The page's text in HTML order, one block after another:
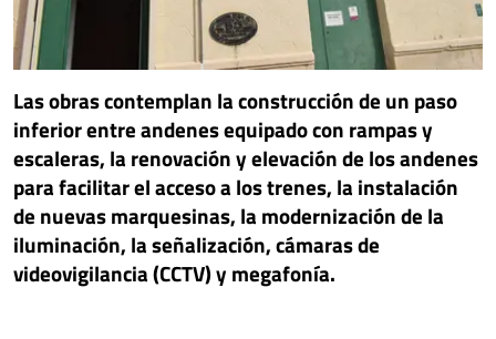
Las obras contemplan la construcción de un paso
inferior entre andenes equipado con rampas y
escaleras, la renovación y elevación de los andenes
para facilitar el acceso a los trenes, la instalación
de nuevas marquesinas, la modernización de la
iluminación, la señalización, cámaras de
videovigilancia (CCTV) y megafonía.